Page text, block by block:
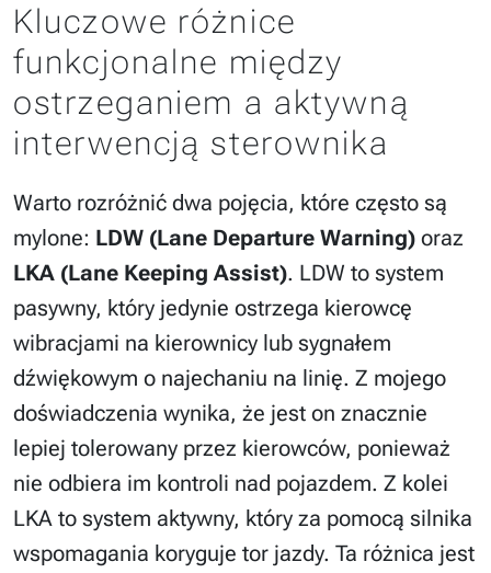
Kluczowe różnice
funkcjonalne między
ostrzeganiem a aktywną
interwencją sterownika
Warto rozróżnić dwa pojęcia, które często są
mylone: LDW (Lane Departure Warning) oraz
LKA (Lane Keeping Assist). LDW to system
pasywny, który jedynie ostrzega kierowcę
wibracjami na kierownicy lub sygnałem
dźwiękowym o najechaniu na linię. Z mojego
doświadczenia wynika, że jest on znacznie
lepiej tolerowany przez kierowców, ponieważ
nie odbiera im kontroli nad pojazdem. Z kolei
LKA to system aktywny, który za pomocą silnika
wspomagania koryguje tor jazdy. Ta różnica jest